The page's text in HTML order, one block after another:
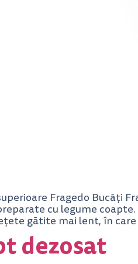
Fragedo Bucăți
cu legume
gătite mai lent, în
dezosat